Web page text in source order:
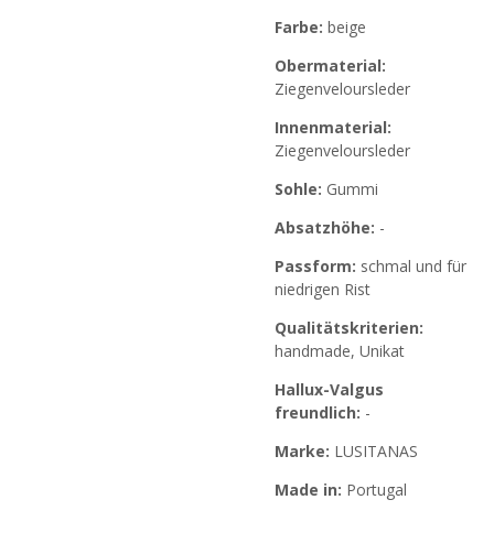
Farbe: beige
Obermaterial:
Ziegenveloursleder
Innenmaterial:
Ziegenveloursleder
Sohle: Gummi
Absatzhöhe: -
Passform: schmal und für
niedrigen Rist
Qualitätskriterien:
handmade, Unikat
Hallux-Valgus
freundlich: -
Marke: LUSITANAS
Made in: Portugal